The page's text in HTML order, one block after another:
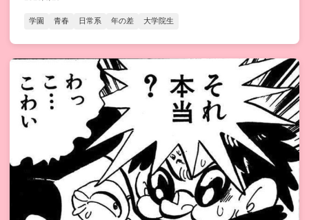
学園 青春 日常系 年の差 大学院生